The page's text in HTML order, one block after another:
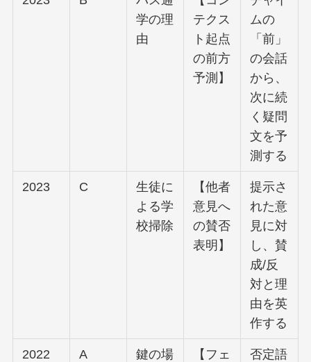
学の理
由
テクス
ト起点
の前方
予測】
ムの
「前」
の会話
から、
次に続
く疑問
文を予
測する
2023 C
生徒に
よる学
校掃除
【他者
意見へ
の賛否
表明】
提示さ
れた意
見に対
し、賛
成/反
対と理
由を英
作する
2022 A
鍵の場
【フェ
否定語